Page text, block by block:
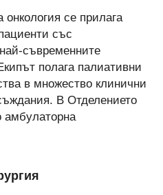
се прилага
със
съвременните
полага палиативни
в множество клинични
В Отделението
амбулаторна